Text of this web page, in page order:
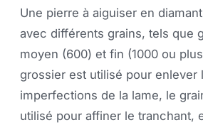
Une pierre à aiguiser en
avec différents grains, tels que
moyen (600) et fin (1000 ou
grossier est utilisé pour enlever
imperfections de la lame, le
utilisé pour affiner le tranchant,